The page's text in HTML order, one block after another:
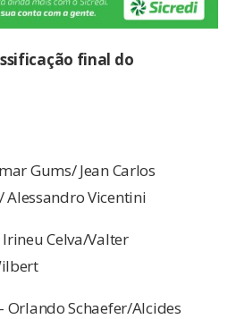
final do
Gums/ Jean Carlos
Alessandro Vicentini
Irineu Celva/Valter
Orlando Schaefer/Alcides